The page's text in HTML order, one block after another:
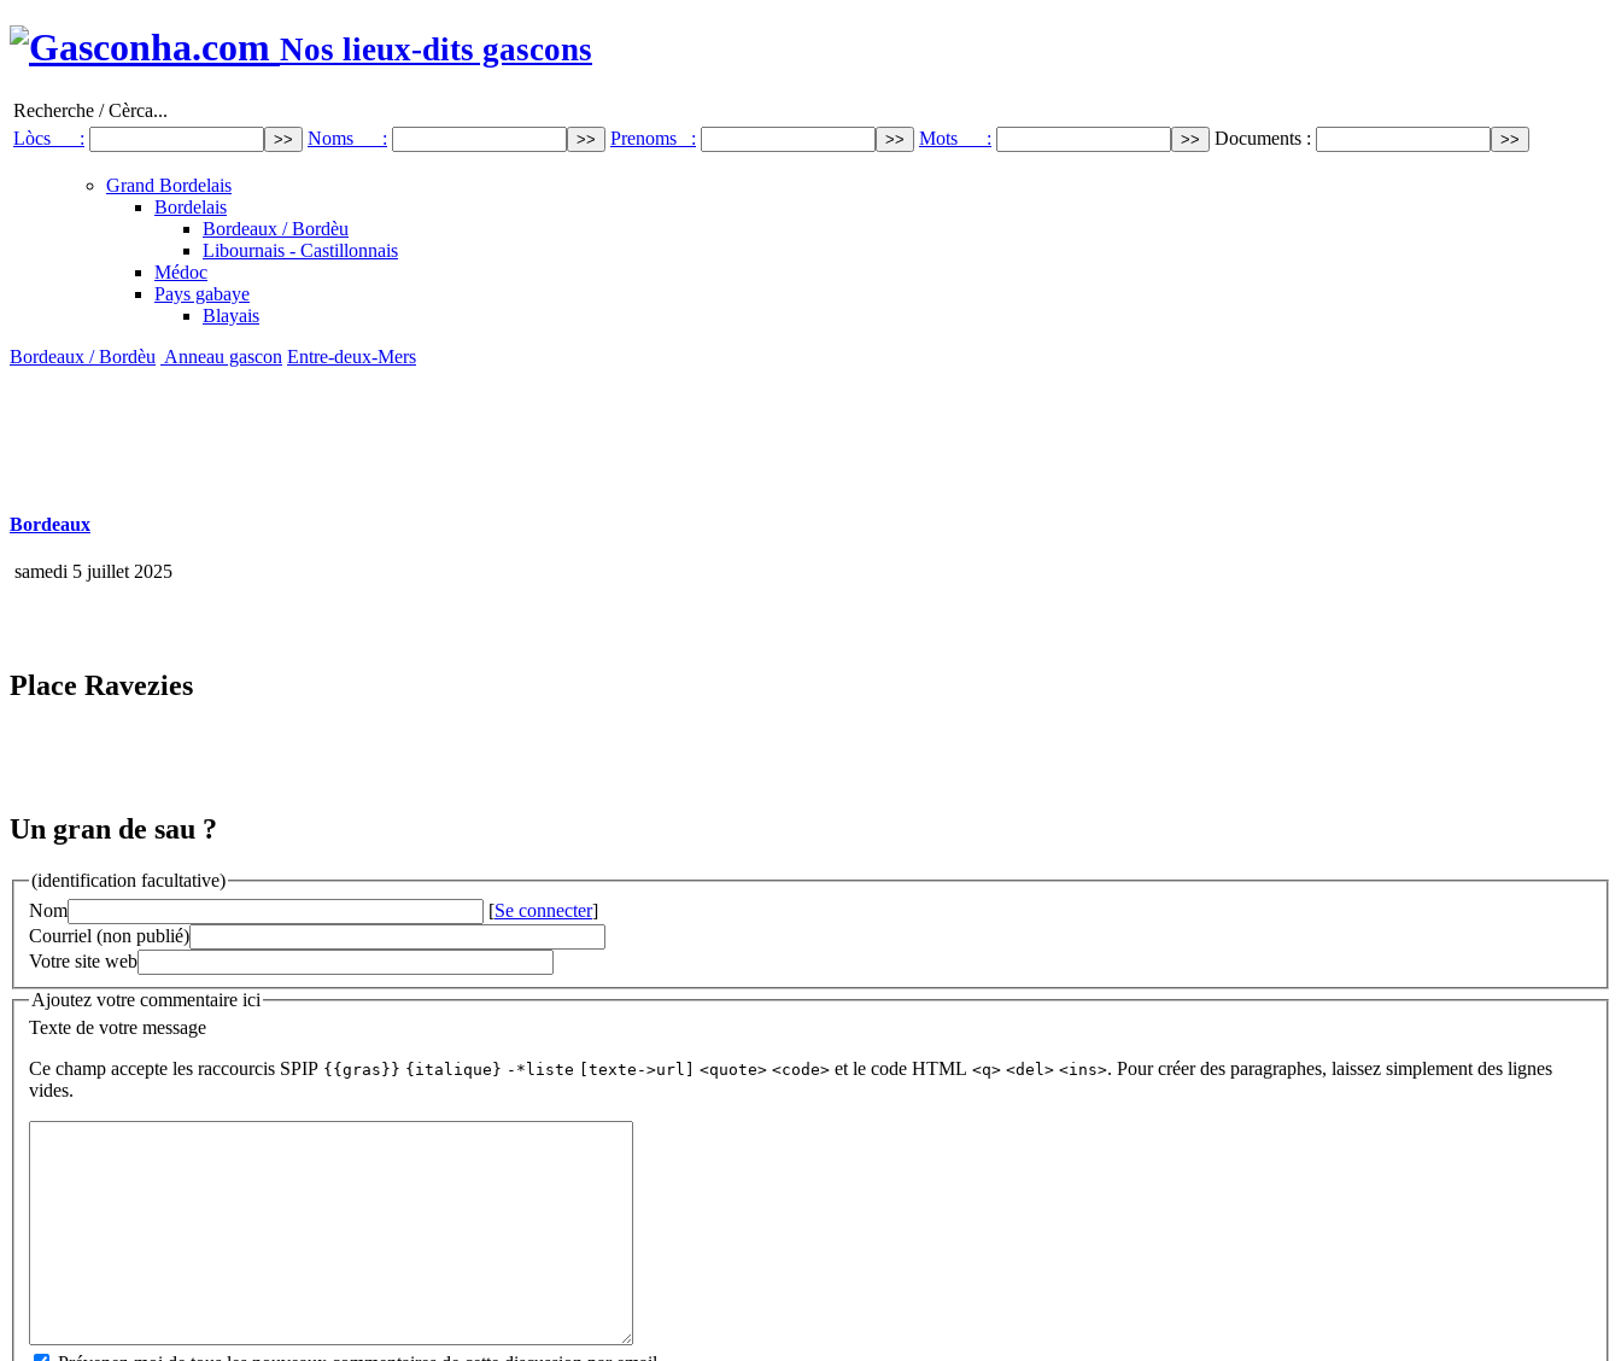
Nos lieux-dits gascons
Recherche / Cèrca...
Lòcs :
Noms : Prenoms : Mots : Documents :
Grand Bordelais
Bordelais
Bordeaux / Bordèu
Libournais - Castillonnais
Médoc
Pays gabaye
Blayais
Bordeaux / Bordèu Anneau gascon Entre-deux-Mers
Bordeaux
samedi 5 juillet 2025
Place Ravezies
Un gran de sau ?
(identification facultative)
Nom
[Se connecter]
Courriel (non publié)
Votre site web
Ajoutez votre commentaire ici
Texte de votre message
Ce champ accepte les raccourcis SPIP {{gras}} {italique} -*liste [texte->url] <quote> <code> et le code HTML <q> <del> <ins>. Pour créer des paragraphes, laissez simplement des lignes
vides.